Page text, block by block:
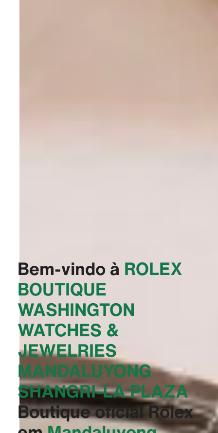
Bem-vindo à ‭ROLEX
BOUTIQUE
WASHINGTON
WATCHES &
JEWELRIES
MANDALUYONG
SHANGRI-LA PLAZA‬
Boutique oficial Rolex